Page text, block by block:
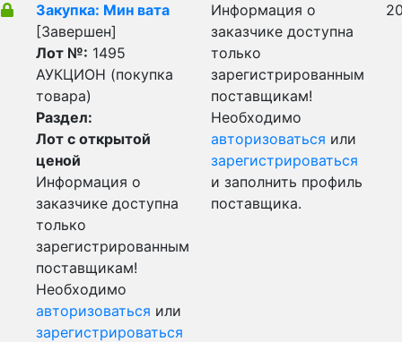
Закупка: Мин вата
[Завершен]
Лот №: 1495
АУКЦИОН (покупка
товара)
Раздел:
Лот с открытой
ценой
Информация о
заказчике доступна
только
зарегистрированным
поставщикам!
Необходимо
авторизоваться или
зарегистрироваться
Информация о
заказчике доступна
только
зарегистрированным
поставщикам!
Необходимо
авторизоваться или
зарегистрироваться
и заполнить профиль
поставщика.